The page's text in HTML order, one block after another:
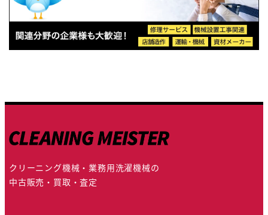
クリーニング機械・業務用洗濯機械の
中古販売・買取・査定